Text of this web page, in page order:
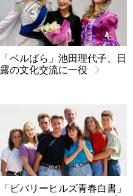
「ベルばら」池田理代子、日
露の文化交流に一役
「ビバリーヒルズ青春白書」